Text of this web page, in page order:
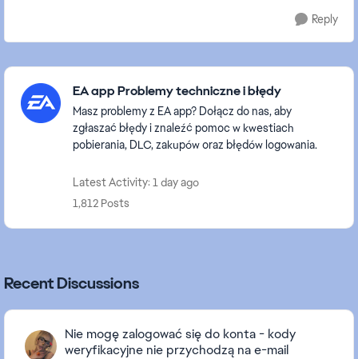
Reply
Featured Places
EA app Problemy techniczne i błędy
Masz problemy z EA app? Dołącz do nas, aby
zgłaszać błędy i znaleźć pomoc w kwestiach
pobierania, DLC, zakupów oraz błędów logowania.
Latest Activity: 1 day ago
1,812 Posts
Recent Discussions
Nie mogę zalogować się do konta - kody
weryfikacyjne nie przychodzą na e-mail